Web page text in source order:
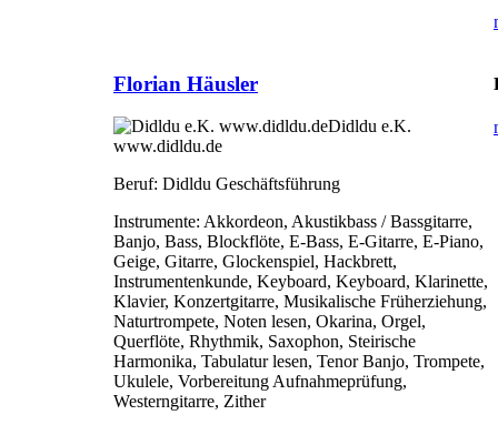
Florian Häusler
Didldu e.K.
www.didldu.de
Beruf: Didldu Geschäftsführung
Instrumente: Akkordeon, Akustikbass / Bassgitarre,
Banjo, Bass, Blockflöte, E-Bass, E-Gitarre, E-Piano,
Geige, Gitarre, Glockenspiel, Hackbrett,
Instrumentenkunde, Keyboard, Keyboard, Klarinette,
Klavier, Konzertgitarre, Musikalische Früherziehung,
Naturtrompete, Noten lesen, Okarina, Orgel,
Querflöte, Rhythmik, Saxophon, Steirische
Harmonika, Tabulatur lesen, Tenor Banjo, Trompete,
Ukulele, Vorbereitung Aufnahmeprüfung,
Westerngitarre, Zither